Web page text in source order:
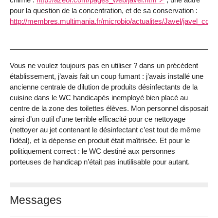
pour la question de la concentration, et de sa conservation :
http://membres.multimania.fr/microbio/actualites/Javel/
Vous ne voulez toujours pas en utiliser ? dans un précédent
établissement, j’avais fait un coup fumant : j’avais installé une
ancienne centrale de dilution de produits désinfectants de la
cuisine dans le WC handicapés inemployé bien placé au
centre de la zone des toilettes élèves. Mon personnel disposait
ainsi d’un outil d’une terrible efficacité pour ce nettoyage
(nettoyer au jet contenant le désinfectant c’est tout de même
l’idéal), et la dépense en produit était maîtrisée. Et pour le
politiquement correct : le WC destiné aux personnes
porteuses de handicap n’était pas inutilisable pour autant.
Messages